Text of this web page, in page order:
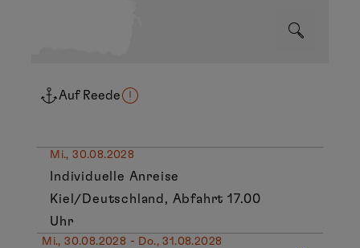
Auf Reede
Mi., 30.08.2028
Individuelle Anreise
Kiel/Deutschland, Abfahrt 17.00
Uhr
Mi., 30.08.2028 - Do., 31.08.2028